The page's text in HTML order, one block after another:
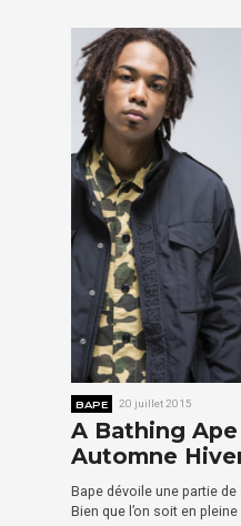
BAPE 20 juillet 2015
A Bathing
Automne
Bape dévoile une partie
Bien que l’on soit en